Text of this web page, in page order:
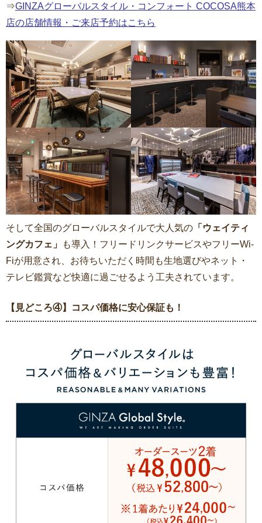
⇒GINZAグローバルスタイル・コンフォート COCOSA熊本
店の店舗情報・ご来店予約はこちら
そして全国のグローバルスタイルで大人気の 「ウェイティ
ングカフェ」
も導入！フリードリンクサービスやフリーWi-
Fiが用意され、お待ちいただく時間も生地選びやネット・
テレビ鑑賞など快適に過ごせるよう工夫されています。
【見どころ④】コスパ価格に安心保証も！